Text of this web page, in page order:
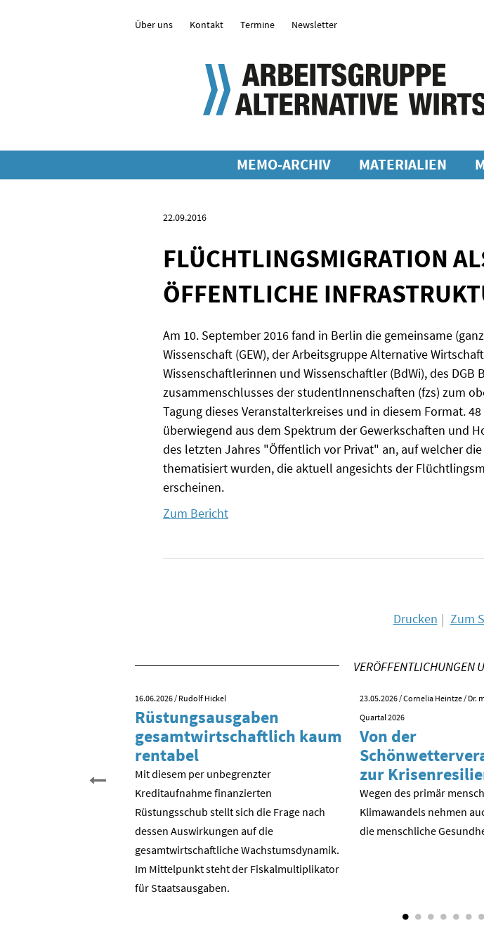
MEMO-ARCHIV MATERIALIEN
Über uns Kontakt Termine Newsletter
22.09.2016
FLÜCHTLINGSMIGRATION
ÖFFENTLICHE
Am 10. September 2016 fand in Berlin die gemeinsame
Wissenschaft (GEW), der Arbeitsgruppe Alternative
Wissenschaftlerinnen und Wissenschaftler (BdWi), des
zusammenschlusses der studentInnenschaften (fzs) zum
Tagung dieses Veranstalterkreises und in diesem Format.
überwiegend aus dem Spektrum der Gewerkschaften und
des letzten Jahres "Öffentlich vor Privat" an, auf welcher
thematisiert wurden, die aktuell angesichts der
erscheinen.
Zum Bericht
Drucken Zum
VERÖFFENTLICHUNGEN
Einheit. Aber was
16.06.2026/ Rudolf Hickel
Rüstungsausgaben
gesamtwirtschaftlich kaum
rentabel
Mit diesem per unbegrenzter
Kreditaufnahme finanzierten
Rüstungsschub stellt sich die Frage nach
dessen Auswirkungen auf die
gesamtwirtschaftli­che Wachstumsdynamik.
Im Mittelpunkt steht der Fiskalmultiplikator
für Staatsausgaben.
23.05.2026/ Cornelia Heintze / Dr.
Quartal 2026
Von der
zur
Wegen des primär
Klimawandels nehmen
die menschliche